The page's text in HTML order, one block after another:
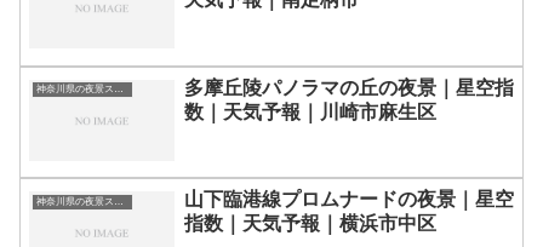
神奈川県の夜景スポット一覧
多摩丘陵パノラマの丘の夜景｜星空指
数｜天気予報｜川崎市麻生区
神奈川県の夜景スポット一覧
山下臨港線プロムナードの夜景｜星空
指数｜天気予報｜横浜市中区